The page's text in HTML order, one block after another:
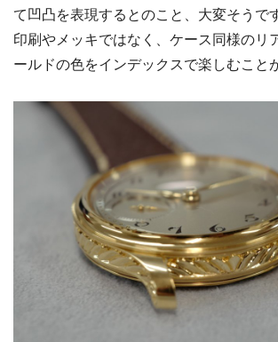
て凹凸を表現するとのこと、大変そうで
印刷やメッキではなく、ケース同様のリ
ールドの色をインデックスで楽しむこと